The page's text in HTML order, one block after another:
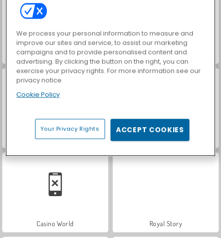
ASMR Makeover & Makeup Studio World War 2 Shooter
Farm Merge Valley Car Parking City Duel
Casino World Royal Story
We process your personal information to measure and
improve our sites and service, to assist our marketing
campaigns and to provide personalised content and
advertising. By clicking the button on the right, you can
exercise your privacy rights. For more information see our
privacy notice
Cookie Policy
Your Privacy Rights ACCEPT COOKIES